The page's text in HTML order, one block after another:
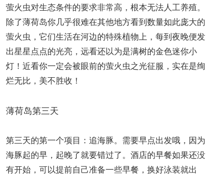
萤火虫对生态条件的要求非常高，根本无法人工养殖。
除了薄荷岛你几乎很难在其他地方看到数量如此庞大的
萤火虫，它们生活在河边的特殊植物上，每到夜晚便发
出星星点点的光亮，远看还以为是满树的金色迷你小
灯！近看你一定会被眼前的萤火虫之光征服，实在是绚
烂无比，美不胜收！
薄荷岛第三天
第三天的第一个项目：追海豚。需要早点出发哦，因为
海豚起的早，起晚了就要错过了。酒店的早餐如果还没
有开始，可以提前自己准备一些早餐，换好泳装就出